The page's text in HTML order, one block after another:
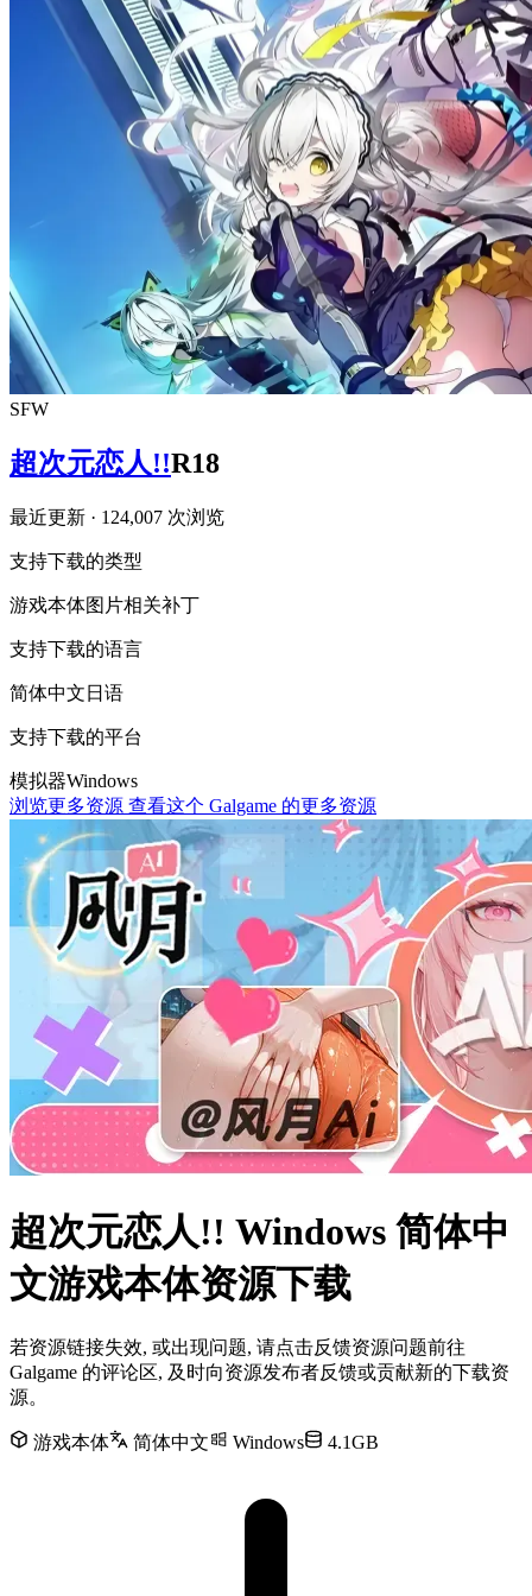
SFW
超次元恋人!!R18
最近更新 · 124,007 次浏览
支持下载的类型
游戏本体图片相关补丁
支持下载的语言
简体中文 日语
支持下载的平台
模拟器Windows
浏览更多资源 查看这个 Galgame 的更多资源
超次元恋人!! Windows 简体中
文游戏本体资源下载
若资源链接失效, 或出现问题, 请点击反馈资源问题前往
Galgame 的评论区, 及时向资源发布者反馈或贡献新的下载资
源。
游戏本体 简体中文 Windows 4.1GB